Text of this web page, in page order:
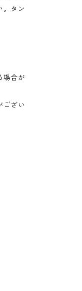
。タン
場合が
ござい